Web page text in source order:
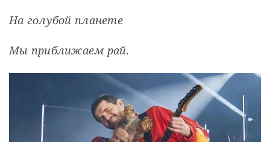
На голубой планете
Мы приближаем рай.